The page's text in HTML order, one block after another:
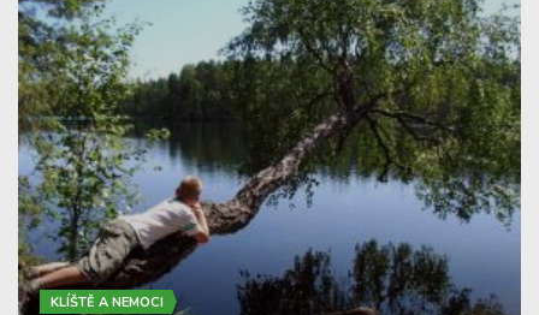
KLÍŠTĚ A NEMOCI